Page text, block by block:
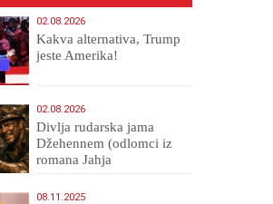
02.08.2026
Kakva alternativa, Trump
jeste Amerika!
02.08.2026
Divlja rudarska jama
Džehennem (odlomci iz
romana Jahja
08.11.2025